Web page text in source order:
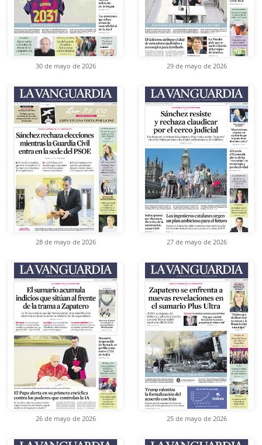
30 de mayo de 2026 29 de mayo de 2026
28 de mayo de 2026 27 de mayo de 2026
26 de mayo de 2026 25 de mayo de 2026